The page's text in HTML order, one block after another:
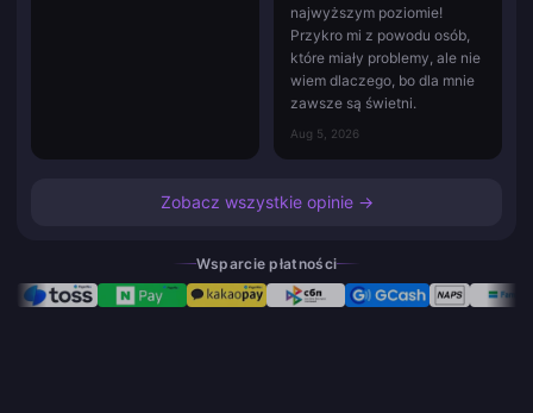
najwyższym poziomie!
Przykro mi z powodu osób,
które miały problemy, ale nie
wiem dlaczego, bo dla mnie
zawsze są świetni.
Aug 5, 2026
Zobacz wszystkie opinie →
Wsparcie płatności